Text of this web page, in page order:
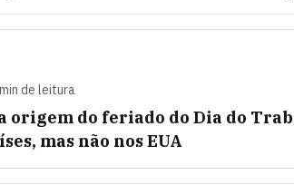
de leitura
origem do feriado do Dia do
mas não nos EUA